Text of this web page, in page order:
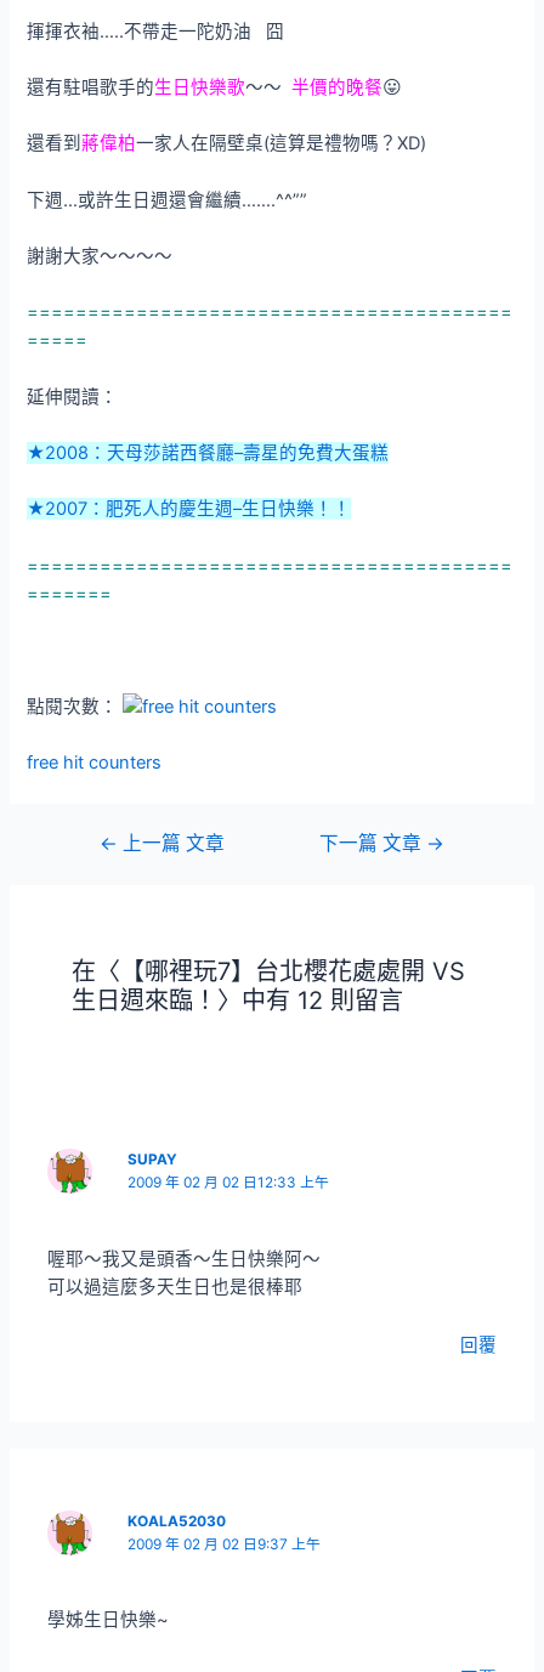
揮揮衣袖…..不帶走一陀奶油 囧
還有駐唱歌手的生日快樂歌～～半價的晚餐😛
還看到蔣偉柏一家人在隔壁桌(這算是禮物嗎？XD)
下週…或許生日週還會繼續…….^^””
謝謝大家～～～～
========================================
=====
延伸閱讀：
★2008：天母莎諾西餐廳–壽星的免費大蛋糕
★2007：肥死人的慶生週–生日快樂！！
========================================
=======
點閱次數：
free hit counters
← 上一篇 文章 下一篇 文章 →
在〈【哪裡玩7】台北櫻花處處開 VS
生日週來臨！〉中有 12 則留言
SUPAY
2009 年 02 月 02 日12:33 上午
喔耶～我又是頭香～生日快樂阿～
可以過這麼多天生日也是很棒耶
回覆
KOALA52030
2009 年 02 月 02 日9:37 上午
學姊生日快樂~